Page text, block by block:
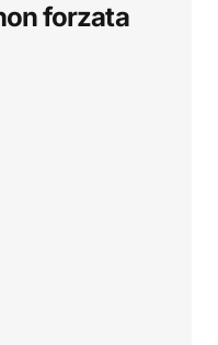
forzata